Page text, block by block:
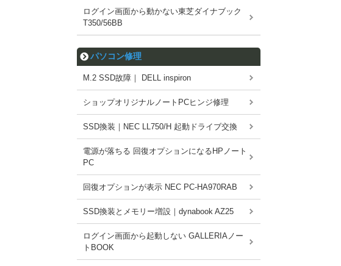
ログイン画面から動かない東芝ダイナブック
T350/56BB
パソコン修理
M.2 SSD故障｜ DELL inspiron
ショップオリジナルノートPCヒンジ修理
SSD換装｜NEC LL750/H 起動ドライブ交換
電源が落ちる 回復オプションになるHPノート
PC
回復オプションが表示 NEC PC-HA970RAB
SSD換装とメモリー増設｜dynabook AZ25
ログイン画面から起動しない GALLERIAノー
トBOOK